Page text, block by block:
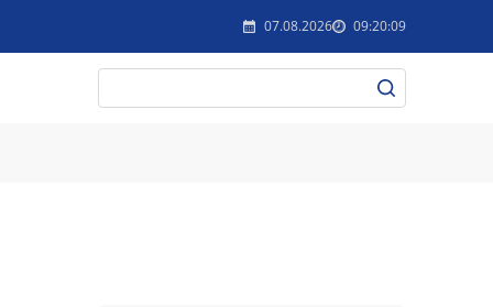
07.08.2026 09:20:09